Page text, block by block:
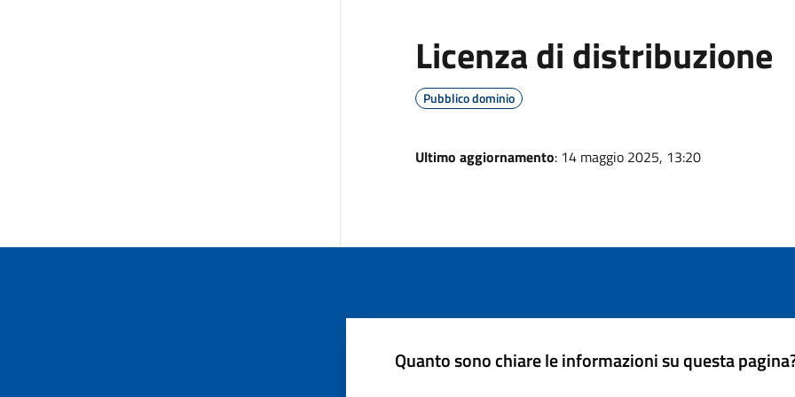
Licenza di distribuzione
Pubblico dominio
Ultimo aggiornamento: 14 maggio 2025, 13:20
Quanto sono chiare le informazioni su questa